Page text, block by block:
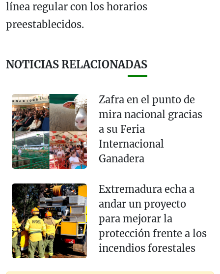
línea regular con los horarios
preestablecidos.
NOTICIAS RELACIONADAS
Zafra en el punto de
mira nacional gracias
a su Feria
Internacional
Ganadera
Extremadura echa a
andar un proyecto
para mejorar la
protección frente a los
incendios forestales